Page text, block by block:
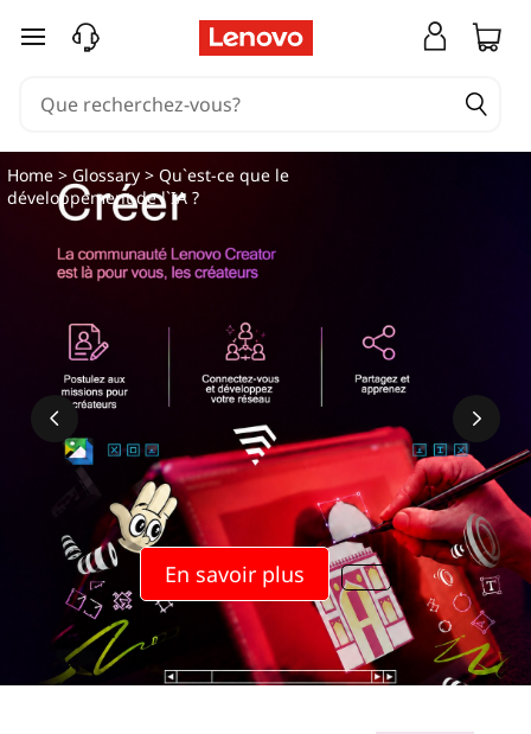
passer au contenu principal
En savoir plus
Home >Glossary > Qu`est-ce que le
développement de l`IA ?